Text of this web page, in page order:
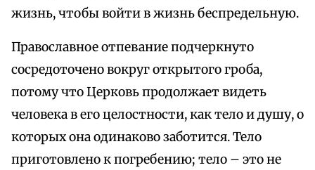
жизнь, чтобы войти в жизнь беспредельную.
Православное отпевание подчеркнуто
сосредоточено вокруг открытого гроба,
потому что Церковь продолжает видеть
человека в его целостности, как тело и душу, о
которых она одинаково заботится. Тело
приготовлено к погребению; тело – это не